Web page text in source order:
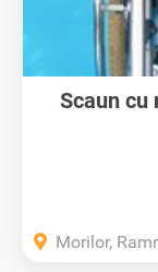
Scaun cu
Morilor,